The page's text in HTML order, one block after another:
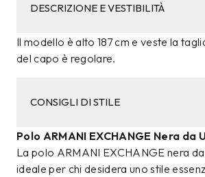
DESCRIZIONE E VESTIBILITÀ
Il modello è alto 187 cm e veste la
del capo è regolare.
CONSIGLI DI STILE
Polo ARMANI EXCHANGE Nera da
La polo ARMANI EXCHANGE nera
ideale per chi desidera uno stile